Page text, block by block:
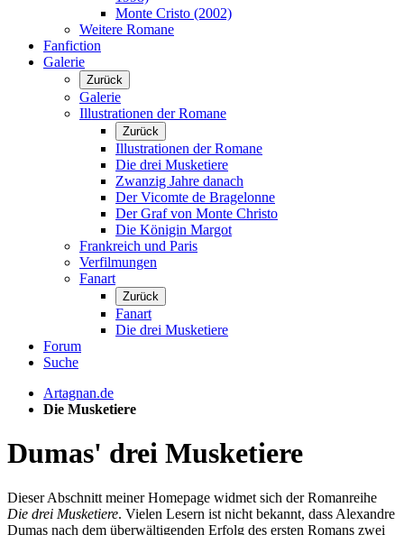
Monte Cristo (2002)
Weitere Romane
Fanfiction
Galerie
Zurück
Galerie
Illustrationen der Romane
Zurück
Illustrationen der Romane
Die drei Musketiere
Zwanzig Jahre danach
Der Vicomte de Bragelonne
Der Graf von Monte Christo
Die Königin Margot
Frankreich und Paris
Verfilmungen
Fanart
Zurück
Fanart
Die drei Musketiere
Forum
Suche
Artagnan.de
Die Musketiere
Dumas' drei Musketiere
Dieser Abschnitt meiner Homepage widmet sich der Romanreihe
Die drei Musketiere. Vielen Lesern ist nicht bekannt, dass Alexandre
Dumas nach dem überwältigenden Erfolg des ersten Romans zwei